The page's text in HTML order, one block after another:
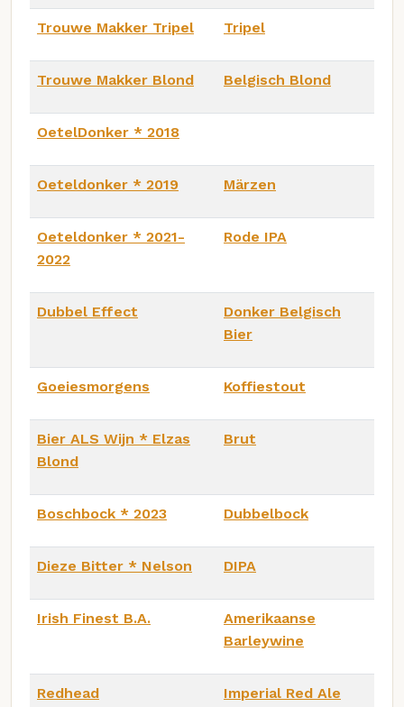
Trouwe Makker Tripel Tripel
Trouwe Makker Blond Belgisch Blond
OetelDonker * 2018
Oeteldonker * 2019 Märzen
Oeteldonker * 2021-
2022
Rode IPA
Dubbel Effect
Donker Belgisch
Bier
Goeiesmorgens Koffiestout
Bier ALS Wijn * Elzas
Blond
Brut
Boschbock * 2023 Dubbelbock
Dieze Bitter * Nelson DIPA
Irish Finest B.A.
Amerikaanse
Barleywine
Redhead Imperial Red Ale